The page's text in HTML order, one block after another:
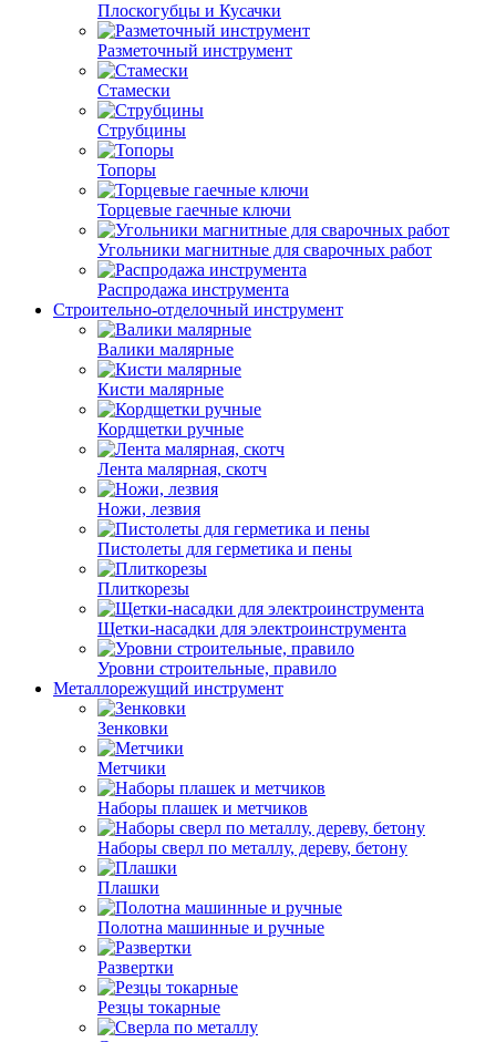
Плоскогубцы и Кусачки
Разметочный инструмент
Стамески
Струбцины
Топоры
Торцевые гаечные ключи
Угольники магнитные для сварочных работ
Распродажа инструмента
Строительно-отделочный инструмент
Валики малярные
Кисти малярные
Кордщетки ручные
Лента малярная, скотч
Ножи, лезвия
Пистолеты для герметика и пены
Плиткорезы
Щетки-насадки для электроинструмента
Уровни строительные, правило
Металлорежущий инструмент
Зенковки
Метчики
Наборы плашек и метчиков
Наборы сверл по металлу, дереву, бетону
Плашки
Полотна машинные и ручные
Развертки
Резцы токарные